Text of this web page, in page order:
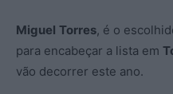
Miguel Torres, é o
para encabeçar a lista em
vão decorrer este ano.